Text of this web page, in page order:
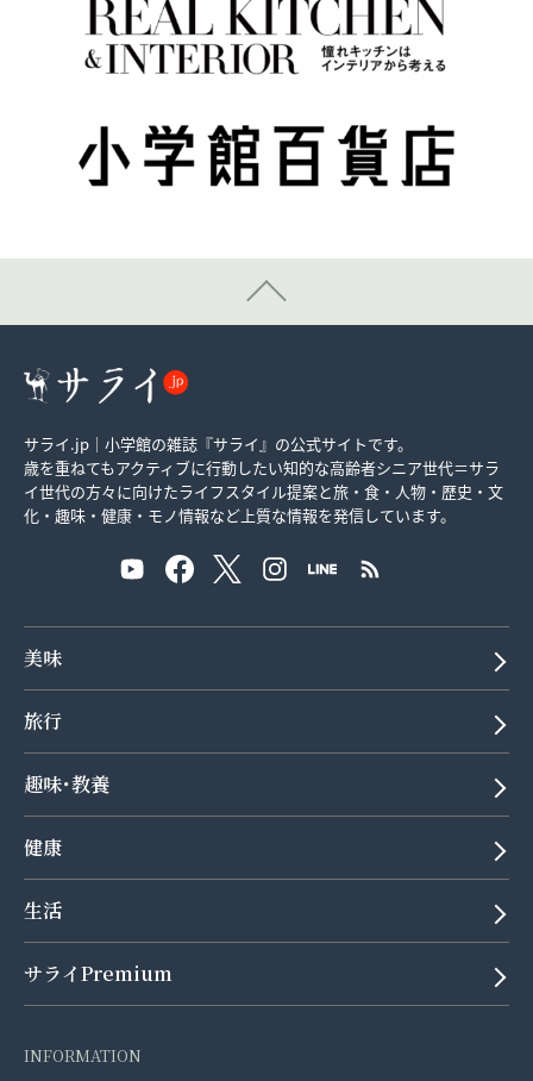
サライ.jp｜小学館の雑誌『サライ』の公式サイトです。
歳を重ねてもアクティブに行動したい知的な高齢者シニア世代＝サラ
イ世代の方々に向けたライフスタイル提案と旅・食・人物・歴史・文
化・趣味・健康・モノ情報など上質な情報を発信しています。
美味
旅行
趣味･教養
健康
生活
サライPremium
INFORMATION